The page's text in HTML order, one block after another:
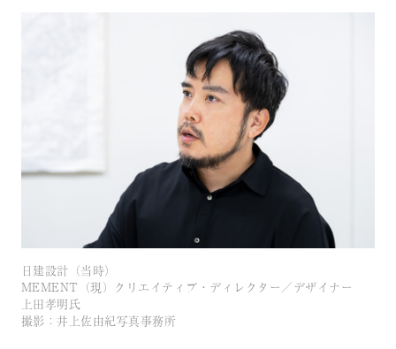
日建設計（当時）
MEMENT（現）クリエイティブ・ディレクター／デザイナー
上田孝明氏
撮影：井上佐由紀写真事務所